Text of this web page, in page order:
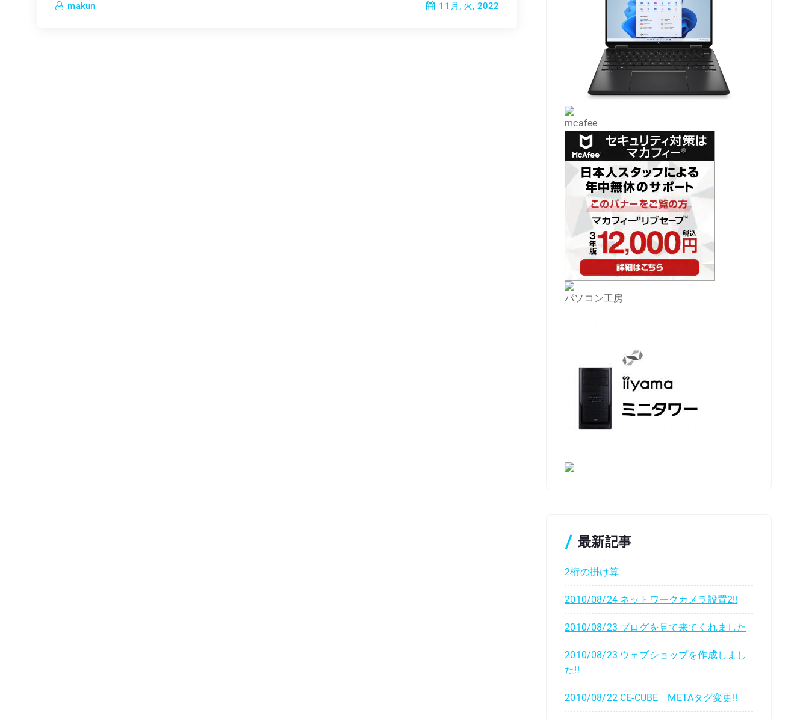
makun 11月, 火, 2022
mcafee
パソコン工房
最新記事
2桁の掛け算
2010/08/24 ネットワークカメラ設置2!!
2010/08/23 ブログを見て来てくれました
2010/08/23 ウェブショップを作成しまし
た!!
2010/08/22 CE-CUBE METAタグ変更!!